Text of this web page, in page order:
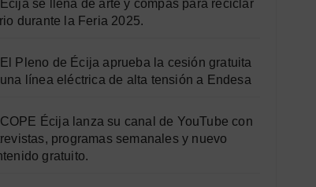
Écija se llena de arte y compás para reciclar
durante la Feria 2025.
El Pleno de Écija aprueba la cesión gratuita
línea eléctrica de alta tensión a Endesa
COPE Écija lanza su canal de YouTube con
programas semanales y nuevo
gratuito.